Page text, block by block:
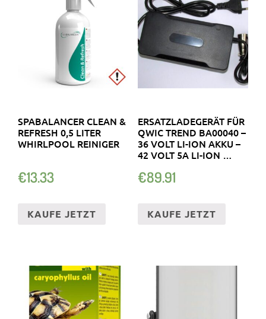
SPABALANCER CLEAN &
REFRESH 0,5 LITER
WHIRLPOOL REINIGER
€13.33
KAUFE JETZT
ERSATZLADEGERÄT FÜR
QWIC TREND BA00040 –
36 VOLT LI-ION AKKU –
42 VOLT 5A LI-ION …
€89.91
KAUFE JETZT